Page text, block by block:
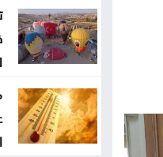
عمان
في الكراتيه
للطالبات ..
سياحة
أردننا جنة إلى